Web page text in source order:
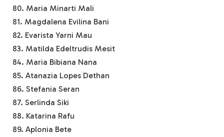
80. Maria Minarti Mali
81. Magdalena Evilina Bani
82. Evarista Yarni Mau
83. Matilda Edeltrudis Mesit
84. Maria Bibiana Nana
85. Atanazia Lopes Dethan
86. Stefania Seran
87. Serlinda Siki
88. Katarina Rafu
89. Aplonia Bete